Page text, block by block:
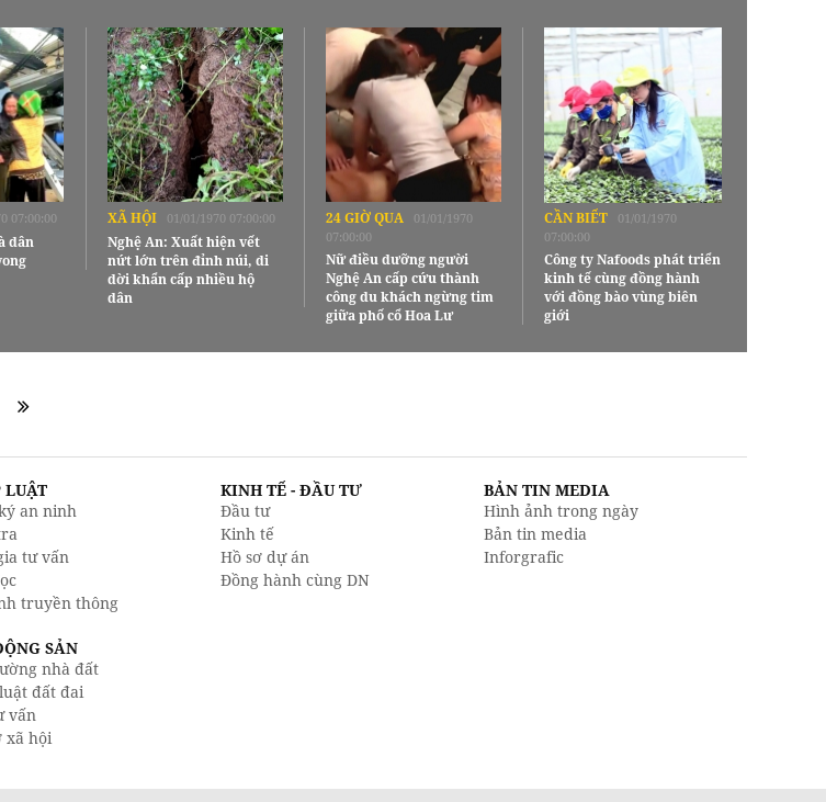
07:00:00
dân
XÃ HỘI 01/01/1970 07:00:00
Nghệ An: Xuất hiện vết
nứt lớn trên đỉnh núi, di
dời khẩn cấp nhiều hộ
dân
24 GIỜ QUA
01/01/1970
07:00:00
Nữ điều dưỡng người
Nghệ An cấp cứu thành
công du khách ngừng tim
giữa phố cổ Hoa Lư
CẦN BIẾT
01/01/1970
07:00:00
Công ty Nafoods phát triển
kinh tế cùng đồng hành
với đồng bào vùng biên
giới
LUẬT
an ninh
tư vấn
truyền thông
KINH TẾ - ĐẦU TƯ
Đầu tư
Kinh tế
Hồ sơ dự án
Đồng hành cùng DN
BẢN TIN MEDIA
Hình ảnh trong ngày
Bản tin media
Inforgrafic
SẢN
nhà đất
đất đai
vấn
xã hội